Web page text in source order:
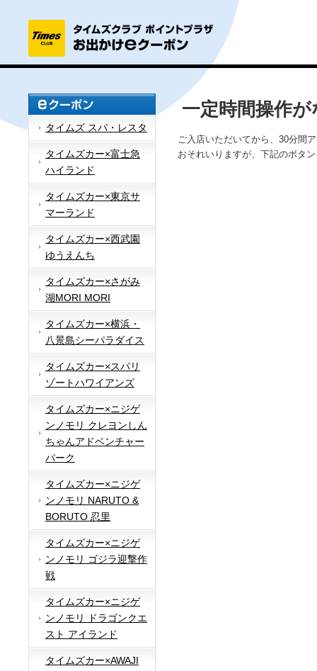
タイムズ スパ・レスタ
タイムズカー×富士急
ハイランド
タイムズカー×東京サ
マーランド
タイムズカー×西武園
ゆうえんち
タイムズカー×さがみ
湖MORI MORI
タイムズカー×横浜・
八景島シーパラダイス
タイムズカー×スパリ
ゾートハワイアンズ
タイムズカー×ニジゲ
ンノモリ クレヨンしん
ちゃんアドベンチャー
パーク
タイムズカー×ニジゲ
ンノモリ NARUTO &
BORUTO 忍里
タイムズカー×ニジゲ
ンノモリ ゴジラ迎撃作
戦
タイムズカー×ニジゲ
ンノモリ ドラゴンクエ
スト アイランド
タイムズカー×AWAJI
一定時間操作
ご入店いただいてから、30分間
おそれいりますが、下記のボタ